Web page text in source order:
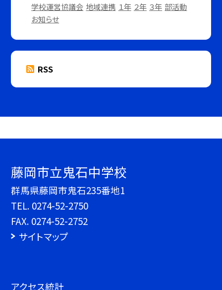
学校運営協議会 地域連携 １年 ２年 ３年 部活動
お知らせ
RSS
藤岡市立鬼石中学校
群馬県藤岡市鬼石235番地1
TEL. 0274-52-2750
FAX. 0274-52-2752
サイトマップ
アクセス統計